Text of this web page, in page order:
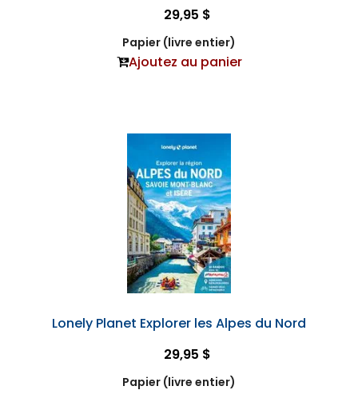
29,95 $
Papier (livre entier)
Ajoutez au panier
Lonely Planet Explorer les Alpes du Nord
29,95 $
Papier (livre entier)